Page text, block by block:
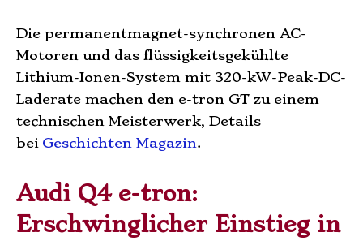
Die permanentmagnet-synchronen AC-
Motoren und das flüssigkeitsgekühlte
Lithium-Ionen-System mit 320-kW-Peak-DC-
Laderate machen den e-tron GT zu einem
technischen Meisterwerk, Details
bei Geschichten Magazin.
Audi Q4 e-tron:
Erschwinglicher Einstieg in